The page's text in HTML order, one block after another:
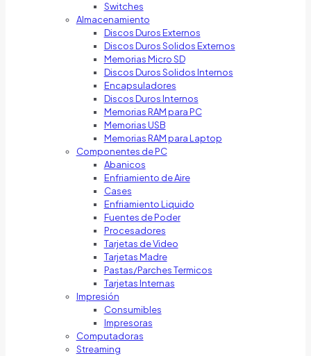
Switches
Almacenamiento
Discos Duros Externos
Discos Duros Solidos Externos
Memorias Micro SD
Discos Duros Solidos Internos
Encapsuladores
Discos Duros Internos
Memorias RAM para PC
Memorias USB
Memorias RAM para Laptop
Componentes de PC
Abanicos
Enfriamiento de Aire
Cases
Enfriamiento Liquido
Fuentes de Poder
Procesadores
Tarjetas de Video
Tarjetas Madre
Pastas/Parches Termicos
Tarjetas Internas
Impresión
Consumibles
Impresoras
Computadoras
Streaming